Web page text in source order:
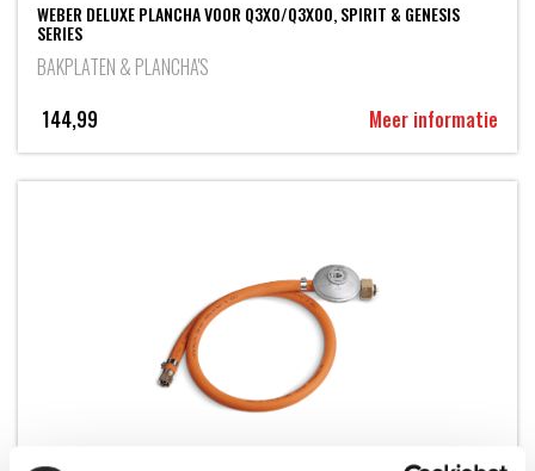
WEBER DELUXE PLANCHA VOOR Q3X0/Q3X00, SPIRIT & GENESIS
SERIES
BAKPLATEN & PLANCHA'S
144,99
Meer informatie